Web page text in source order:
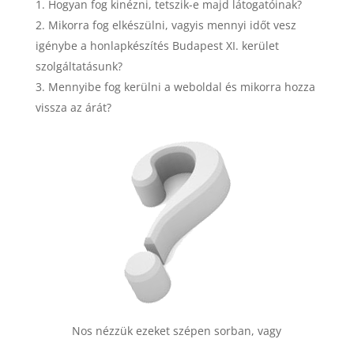
Hogyan fog kinézni, tetszik-e majd látogatóinak?
Mikorra fog elkészülni, vagyis mennyi időt vesz
igénybe a honlapkészítés Budapest XI. kerület
szolgáltatásunk?
Mennyibe fog kerülni a weboldal és mikorra hozza
vissza az árát?
Nos nézzük ezeket szépen sorban, vagy